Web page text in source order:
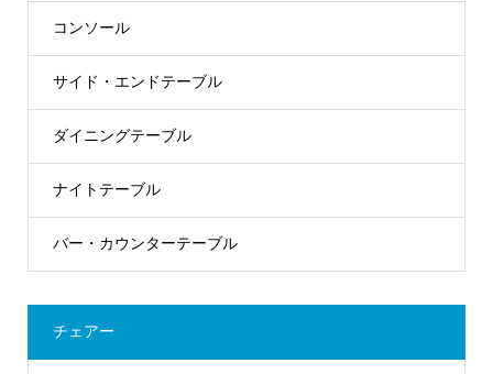
コンソール
サイド・エンドテーブル
ダイニングテーブル
ナイトテーブル
バー・カウンターテーブル
チェアー